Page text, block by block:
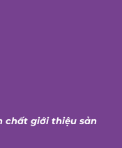
chất giới thiệu sản